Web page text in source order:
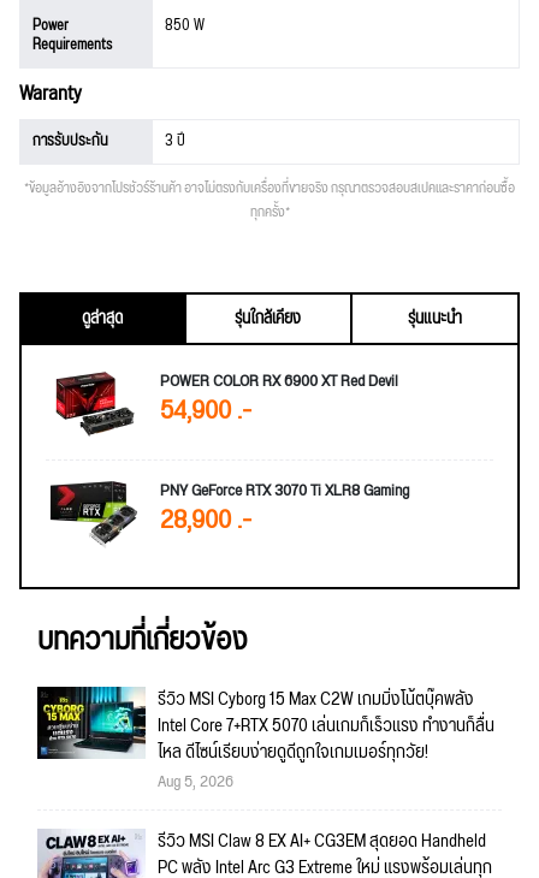
Power
Requirements
850 W
Waranty
การรับประกัน 3 ปี
*ข้อมูลอ้างอิงจากโปรชัวร์ร้านค้า อาจไม่ตรงกับเครื่องที่ขายจริง กรุณาตรวจสอบสเปคและราคาก่อนซื้อ
ทุกครั้ง*
ดูล่าสุด รุ่นใกล้เคียง
รุ่นแนะนำ
POWER COLOR RX 6900 XT Red Devil
54,900 .-
PNY GeForce RTX 3070 Ti XLR8 Gaming
28,900 .-
บทความที่เกี่ยวข้อง
รีวิว MSI Cyborg 15 Max C2W เกมมิ่งโน้ตบุ๊คพลัง
Intel Core 7+RTX 5070 เล่นเกมก็เร็วแรง ทำงานก็ลื่น
ไหล ดีไซน์เรียบง่ายดูดีถูกใจเกมเมอร์ทุกวัย!
Aug 5, 2026
รีวิว MSI Claw 8 EX AI+ CG3EM สุดยอด Handheld
PC พลัง Intel Arc G3 Extreme ใหม่ แรงพร้อมเล่นทุก